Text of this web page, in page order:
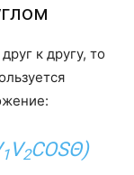
к другу, то
1V2COSΘ)